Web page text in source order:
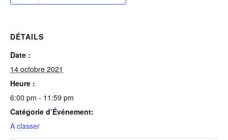
DÉTAILS
Date :
14 octobre 2021
Heure :
6:00 pm - 11:59 pm
Catégorie d’Événement:
A classer